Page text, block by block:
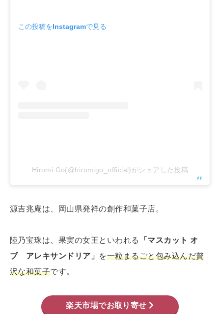
この投稿をInstagramで見る
Hiromi Go(@hiromigo_official)がシェアした投稿
源吉兆庵は、岡山県発祥の創作和菓子店。
陸乃宝珠は、果実の女王といわれる
「マスカット オ
ブ アレキサンドリア」
を一粒まるごと包み込んだ贅
沢な和菓子です。
楽天市場でお取り寄せ